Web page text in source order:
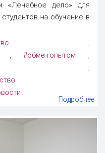
«Лечебное дело» для
на обучение в
,
,#обмен опытом ,
Подробнее